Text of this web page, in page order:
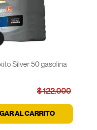
Silver 50 gasolina
$122.000
AL CARRITO